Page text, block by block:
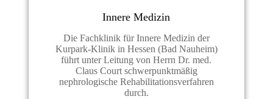
Innere Medizin
Die Fachklinik für Innere Medizin der
Kurpark-Klinik in Hessen (Bad Nauheim)
führt unter Leitung von Herrn Dr. med.
Claus Court schwerpunktmäßig
nephrologische Rehabilitationsverfahren
durch.